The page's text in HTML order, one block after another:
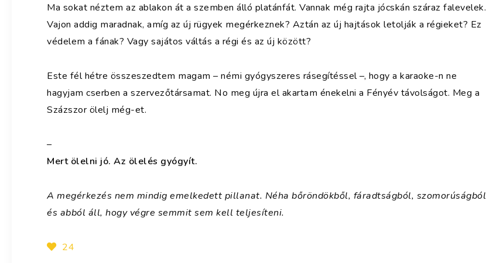
Ma sokat néztem az ablakon át a szemben álló platánfát. Vannak még rajta jócskán száraz falevelek.
Vajon addig maradnak, amíg az új rügyek megérkeznek? Aztán az új hajtások letolják a régieket? Ez
védelem a fának? Vagy sajátos váltás a régi és az új között?
Este fél hétre összeszedtem magam – némi gyógyszeres rásegítéssel –, hogy a karaoke-n ne
hagyjam cserben a szervezőtársamat. No meg újra el akartam énekelni a Fényév távolságot. Meg a
Százszor ölelj még-et.
–
Mert ölelni jó. Az ölelés gyógyít.
A megérkezés nem mindig emelkedett pillanat. Néha bőröndökből, fáradtságból, szomorúságból
és abból áll, hogy végre semmit sem kell teljesíteni.
24